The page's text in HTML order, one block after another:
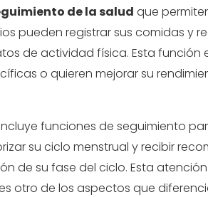
de la salud que
pueden registrar sus comidas y
de actividad física. Esta función
o quieren mejorar su
funciones de seguimiento
su ciclo menstrual y recibir
de su fase del ciclo. Esta
otro de los aspectos que